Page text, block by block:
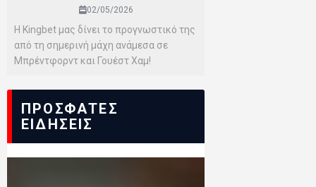
02/05/2026
Η Kingbet μας δίνει το προγνωστικό της
από τη σημερινή μάχη ανάμεσα σε
Μπρέντφορντ και Γουέστ Χαμ!
ΠΡΟΣΦΑΤΕΣ
ΕΙΔΗΣΕΙΣ